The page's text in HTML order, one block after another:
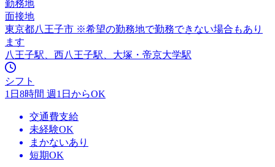
勤務地
面接地
東京都八王子市 ※希望の勤務地で勤務できない場合もあり
ます
八王子駅、西八王子駅、大塚・帝京大学駅
シフト
1日8時間 週1日からOK
交通費支給
未経験OK
まかないあり
短期OK